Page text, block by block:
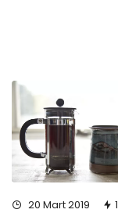
20 Mart 2019